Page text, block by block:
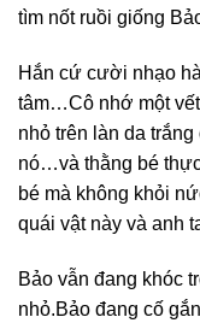
tìm nốt ruồi giống
Hắn cứ cười nhạo
tâm…Cô nhớ một
nhỏ trên làn da
nó…và thằng bé
bé mà không khỏi
quái vật này và anh
Bảo vẫn đang khóc
nhỏ.Bảo đang cố